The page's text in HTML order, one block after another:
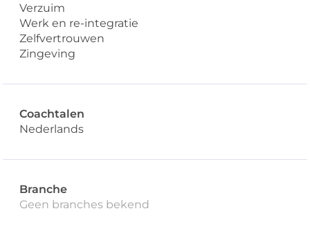
Verzuim
Werk en re-integratie
Zelfvertrouwen
Zingeving
Coachtalen
Nederlands
Branche
Geen branches bekend